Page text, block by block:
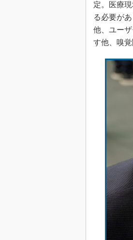
定。医療
る必要が
他、ユー
す他、嗅